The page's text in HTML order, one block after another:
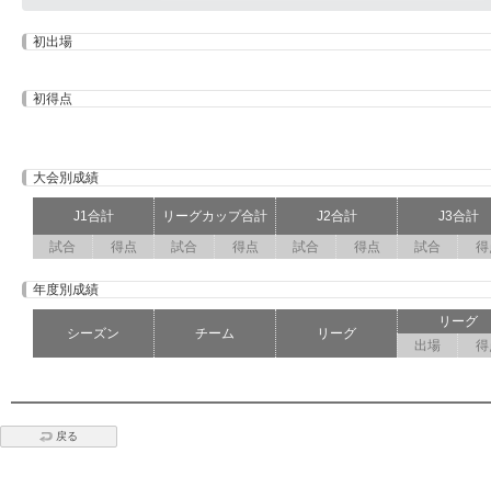
初出場
初得点
大会別成績
J1合計 リーグカップ合計 J2合計
J3合計
試合
得点 試合 得点 試合 得点 試合 得
年度別成績
シーズン チーム リーグ
リーグ
出場
得
戻る